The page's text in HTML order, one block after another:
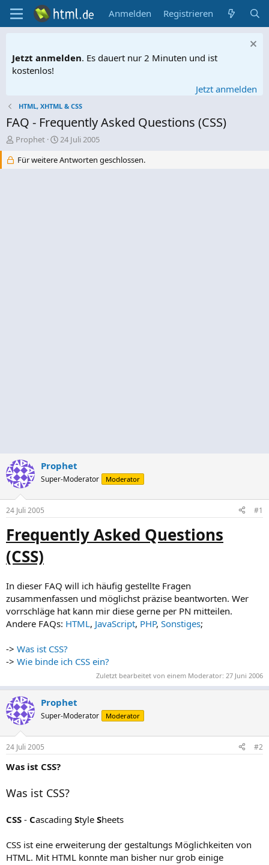
Anmelden Registrieren
Jetzt anmelden. Es dauert nur 2 Minuten und ist
kostenlos!
Jetzt anmelden
HTML, XHTML & CSS
FAQ - Frequently Asked Questions (CSS)
E
s
Prophet
E
s
24 Juli 2005
Für weitere Antworten geschlossen.
Prophet
Super-Moderator Moderator
24 Juli 2005 #1
Frequently Asked Questions
(CSS)
In dieser FAQ will ich häufig gestellte Fragen
zusammenfassen und möglichst präzise beantworten. Wer
vorrschläge hat kann mir diese gerne per PN mitteilen.
Andere FAQs: HTML, JavaScript, PHP, Sonstiges;
-> Was ist CSS?
-> Wie binde ich CSS ein?
Zuletzt bearbeitet von einem Moderator: 27 Juni 2006
Prophet
Super-Moderator Moderator
24 Juli 2005 #2
Was ist CSS?
Was ist CSS?
CSS - Cascading Style Sheets
CSS ist eine erweiterung der gestaltungs Möglichkeiten von
HTML. Mit HTML konnte man bisher nur grob einige